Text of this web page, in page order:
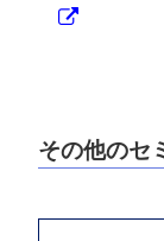
その他のセ